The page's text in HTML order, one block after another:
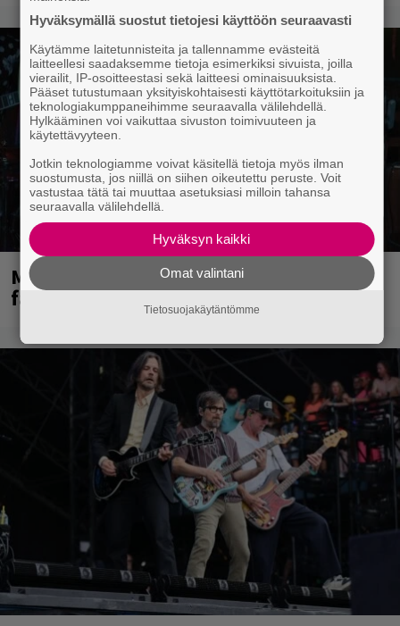
Mainioita uutisia Remu Aaltosen
faneille
Hyväksymällä suostut tietojesi käyttöön seuraavasti
Käytämme laitetunnisteita ja tallennamme evästeitä
laitteellesi saadaksemme tietoja esimerkiksi sivuista, joilla
vierailit, IP-osoitteestasi sekä laitteesi ominaisuuksista.
Pääset tutustumaan yksityiskohtaisesti käyttötarkoituksiin ja
teknologiakumppaneihimme seuraavalla välilehdellä.
Hylkääminen voi vaikuttaa sivuston toimivuuteen ja
käytettävyyteen.
Jotkin teknologiamme voivat käsitellä tietoja myös ilman
suostumusta, jos niillä on siihen oikeutettu peruste. Voit
vastustaa tätä tai muuttaa asetuksiasi milloin tahansa
seuraavalla välilehdellä.
Hyväksyn kaikki
Omat valintani
Tietosuojakäytäntömme